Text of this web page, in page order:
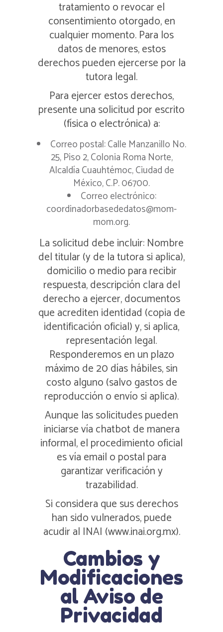
tratamiento o revocar el
consentimiento otorgado, en
cualquier momento. Para los
datos de menores, estos
derechos pueden ejercerse por la
tutora legal.
Para ejercer estos derechos,
presente una solicitud por escrito
(física o electrónica) a:
Correo postal: Calle Manzanillo No.
25, Piso 2, Colonia Roma Norte,
Alcaldía Cuauhtémoc, Ciudad de
México, C.P. 06700.
Correo electrónico:
coordinadorbasededatos@mom-
mom.org.
La solicitud debe incluir: Nombre
del titular (y de la tutora si aplica),
domicilio o medio para recibir
respuesta, descripción clara del
derecho a ejercer, documentos
que acrediten identidad (copia de
identificación oficial) y, si aplica,
representación legal.
Responderemos en un plazo
máximo de 20 días hábiles, sin
costo alguno (salvo gastos de
reproducción o envío si aplica).
Aunque las solicitudes pueden
iniciarse vía chatbot de manera
informal, el procedimiento oficial
es vía email o postal para
garantizar verificación y
trazabilidad.
Si considera que sus derechos
han sido vulnerados, puede
acudir al INAI (www.inai.org.mx).
Cambios y
Modificaciones
al Aviso de
Privacidad